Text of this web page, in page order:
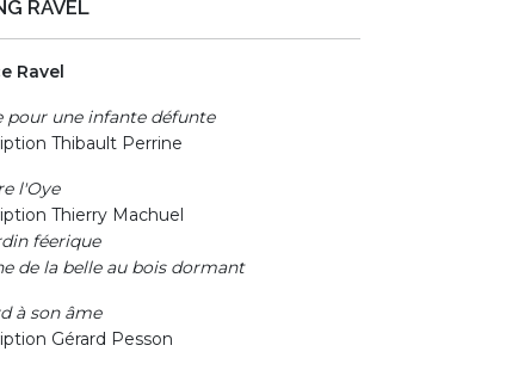
RAVEL
Ravel
pour une infante défunte
Thibault Perrine
l'Oye
Thierry Machuel
féerique
de la belle au bois dormant
à son âme
Gérard Pesson